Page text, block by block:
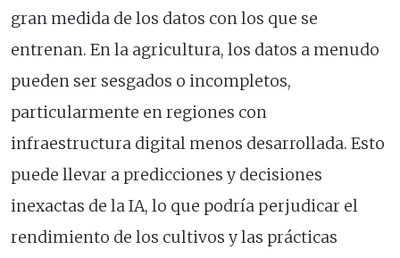
gran medida de los datos con los que se
entrenan. En la agricultura, los datos a menudo
pueden ser sesgados o incompletos,
particularmente en regiones con
infraestructura digital menos desarrollada. Esto
puede llevar a predicciones y decisiones
inexactas de la IA, lo que podría perjudicar el
rendimiento de los cultivos y las prácticas